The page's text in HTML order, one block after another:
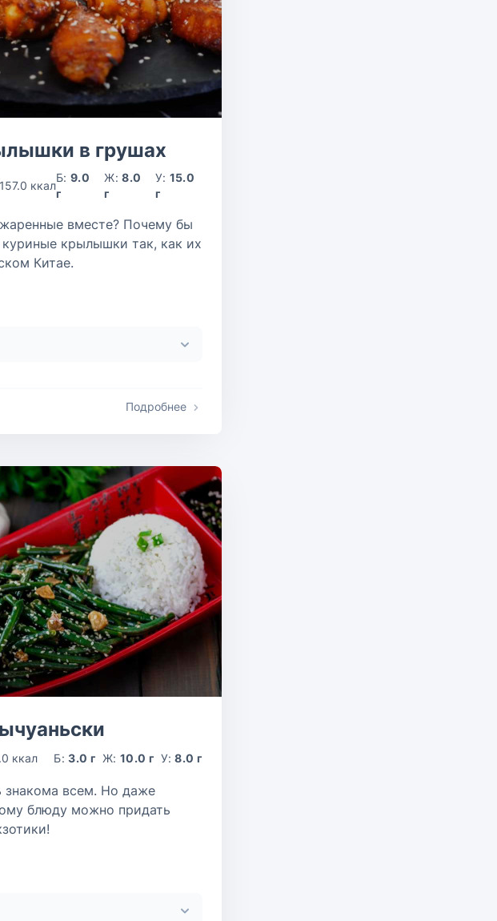
в грушах
157.0 ккал
Б:9.0
г
Ж:8.0
г
У: 15.0
г
вместе? Почему бы
куриные крылышки так, как их
Китае.
Подробнее
ккал Б:3.0 г Ж:10.0 г У:8.0 г
знакома всем. Но даже
блюду можно придать